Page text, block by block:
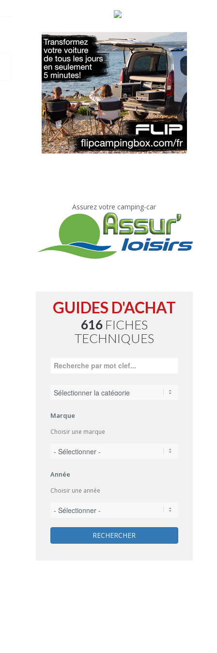
Assurez votre camping-car
GUIDES D'ACHAT
616FICHES
TECHNIQUES
Marque
Choisir une marque
Année
Choisir une année
RECHERCHER